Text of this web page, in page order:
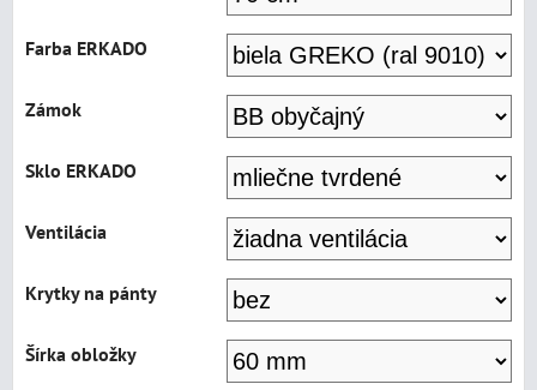
Farba ERKADO
Zámok
Sklo ERKADO
Ventilácia
Krytky na pánty
Šírka obložky